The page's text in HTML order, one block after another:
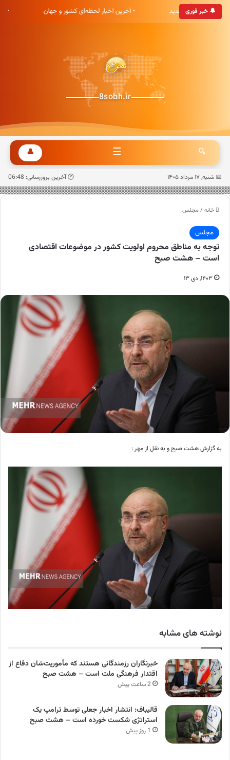
🔔 خبر فوری
هشت صبح خوش آمدید • آخرین اخبار لحظه‌ای کشور و جهان
8sobh.ir
🔍
☰
👤
📅 شنبه, ۱۷ مرداد ۱۴۰۵ 🕐 آخرین بروزرسانی: 06:48
خانه /مجلس
مجلس
توجه به مناطق محروم اولویت کشور در موضوعات اقتصادی
است – هشت صبح
۱۴۰۳, دی ۱۳
به گزارش هشت صبح و به نقل از مهر :
نوشته های مشابه
خبرنگاران رزمندگانی هستند که مأموریت‌شان دفاع از
اقتدار فرهنگی ملت است – هشت صبح
2 ساعت پیش
قالیباف: انتشار اخبار جعلی توسط ترامپ یک
استراتژی شکست خورده است – هشت صبح
1 روز پیش